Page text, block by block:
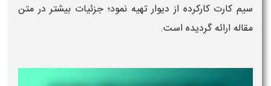
سیم کارت کارکرده از دیوار تهیه نمود؛ جزئیات بیشتر در متن
مقاله ارائه گردیده است.